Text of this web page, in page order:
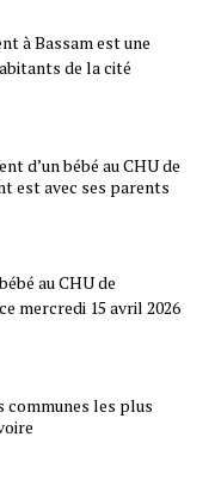
à Bassam est une
de la cité
d’un bébé au CHU de
est avec ses parents
au CHU de
mercredi 15 avril 2026
communes les plus